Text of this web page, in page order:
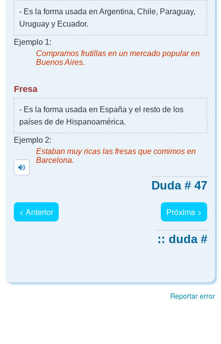
- Es la forma usada en Argentina, Chile, Paraguay,
Uruguay y Ecuador.
Ejemplo 1:
Compramos frutillas en un mercado popular en
Buenos Aires.
Fresa
- Es la forma usada en España y el resto de los
países de de Hispanoamérica.
Ejemplo 2:
Estaban muy ricas las fresas que comimos en
Barcelona.
Duda # 47
< Anterior Próxima >
:: duda #
Reportar error